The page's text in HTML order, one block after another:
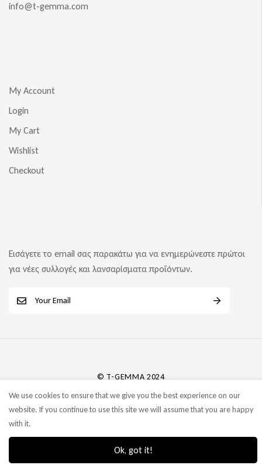
info@t-gemma.com
My Account
Login
My Cart
Wishlist
Checkout
Εισάγετε το email σας παρακάτω για να ενημερώνεστε πρώτοι
για νέες συλλογές και λανσαρίσματα προϊόντων.
© T-GEMMA 2024
We use cookies to ensure that we give you the best experience on our
website. If you continue to use this site we will assume that you are happy
with it.
Ok, got it!
0